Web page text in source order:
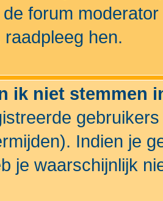
forum
hen.
ik niet stemmen
Indien je
je waarschijnlijk